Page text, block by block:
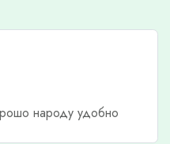
народу удобно